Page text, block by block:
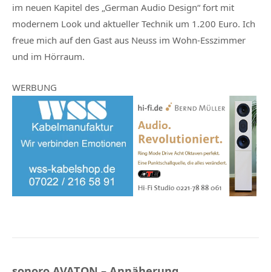
im neuen Kapitel des „German Audio Design“ fort mit
modernem Look und aktueller Technik um 1.200 Euro. Ich
freue mich auf den Gast aus Neuss im Wohn-Esszimmer
und im Hörraum.
WERBUNG